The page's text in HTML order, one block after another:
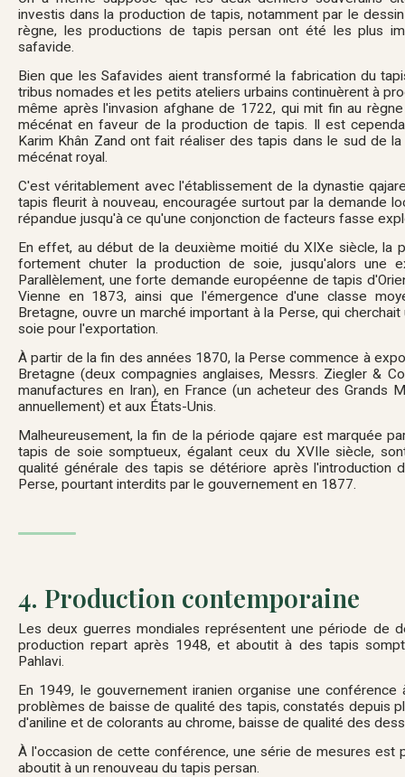
investis dans la production de tapis, notamment par le
règne, les productions de tapis persan ont été les plus
safavide.
Bien que les Safavides aient transformé la fabrication du
tribus nomades et les petits ateliers urbains continuèrent à
même après l'invasion afghane de 1722, qui mit fin au
mécénat en faveur de la production de tapis. Il est
Karim Khân Zand ont fait réaliser des tapis dans le sud de
mécénat royal.
C'est véritablement avec l'établissement de la dynastie
tapis fleurit à nouveau, encouragée surtout par la demande
répandue jusqu'à ce qu'une conjonction de facteurs fasse
En effet, au début de la deuxième moitié du XIXe siècle, la
fortement chuter la production de soie, jusqu'alors une
Parallèlement, une forte demande européenne de tapis
Vienne en 1873, ainsi que l'émergence d'une classe
Bretagne, ouvre un marché important à la Perse, qui
soie pour l'exportation.
À partir de la fin des années 1870, la Perse commence à
Bretagne (deux compagnies anglaises, Messrs. Ziegler &
manufactures en Iran), en France (un acheteur des Grands
annuellement) et aux États-Unis.
Malheureusement, la fin de la période qajare est marquée
tapis de soie somptueux, égalant ceux du XVIIe siècle,
qualité générale des tapis se détériore après l'introduction
Perse, pourtant interdits par le gouvernement en 1877.
4. Production contemporaine
Les deux guerres mondiales représentent une période de
production repart après 1948, et aboutit à des tapis
Pahlavi.
En 1949, le gouvernement iranien organise une conférence
problèmes de baisse de qualité des tapis, constatés depuis
d'aniline et de colorants au chrome, baisse de qualité des
À l'occasion de cette conférence, une série de mesures est
aboutit à un renouveau du tapis persan.